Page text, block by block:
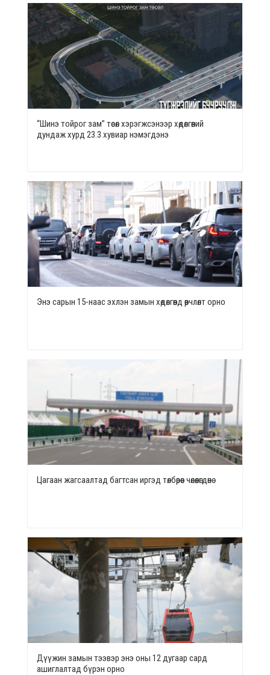
“Шинэ тойрог зам” төсөл хэрэгжсэнээр хөдөлгөөний
дундаж хурд 23.3 хувиар нэмэгдэнэ
Энэ сарын 15-наас эхлэн замын хөдөлгөөнд өөрчлөлт орно
Цагаан жагсаалтад багтсан иргэд төлбөрөөс чөлөөлөгдөнө
Дүүжин замын тээвэр энэ оны 12 дугаар сард
ашиглалтад бүрэн орно